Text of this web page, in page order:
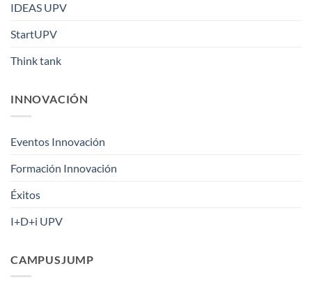
IDEAS UPV
StartUPV
Think tank
INNOVACIÓN
Eventos Innovación
Formación Innovación
Éxitos
I+D+i UPV
CAMPUSJUMP